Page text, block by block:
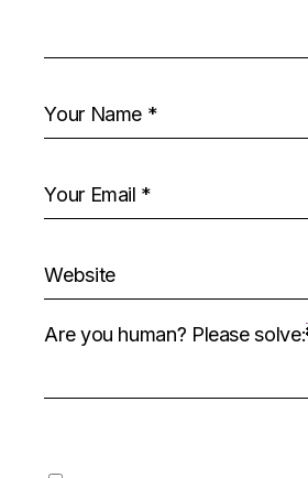
Are you human? Please solve: